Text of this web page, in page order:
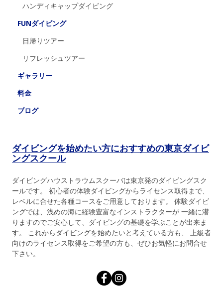
ハンディキャップダイビング
FUNダイビング
日帰りツアー
リフレッシュツアー
ギャラリー
料金
ブログ
ダイビングを始めたい方におすすめの東京ダイビ
ングスクール
ダイビングハウストラウムスクーバは東京発のダイビングスク
ールです。 初心者の体験ダイビングからライセンス取得まで、
レベルに合せた各種コースをご用意しております。 体験ダイビ
ングでは、浅めの海に経験豊富なインストラクターが 一緒に潜
りますのでご安心して、ダイビングの基礎を学ぶことが出来ま
す。 これからダイビングを始めたいと考えている方も、 上級者
向けのライセンス取得をご希望の方も、ぜひお気軽にお問合せ
下さい。